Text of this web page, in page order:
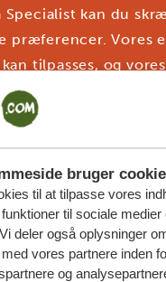
bruger
til at tilpasse vores
til sociale medier
deler også oplysninger
vores partnere inden
og
Specialist kan du
præferencer. Vores
tilpasses, og
med dig for at
ANMOD OM ET